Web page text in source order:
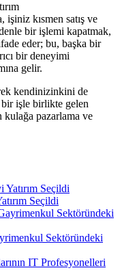
kısmen satış ve
bir işlemi kapatmak,
eder; bu, başka bir
bir deneyimi
gelir.
kendinizinkini de
işle birlikte gelen
kulağa pazarlama ve
Seçildi
Sektöründeki